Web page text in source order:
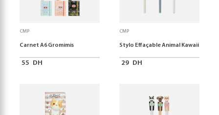
CMP
Carnet A6 Gromimis
55 DH
CMP
Stylo Effaçable Animal Kawaii
29 DH